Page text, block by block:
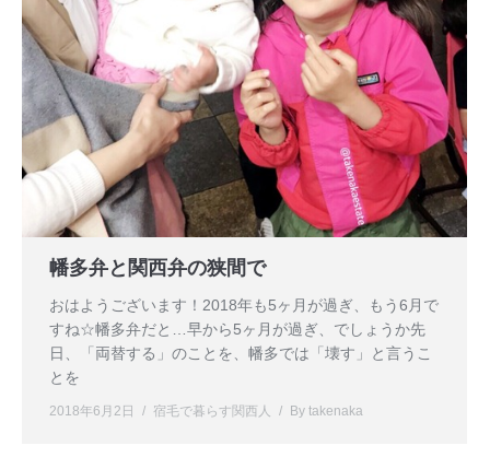
幡多弁と関西弁の狭間で
おはようございます！2018年も5ヶ月が過ぎ、もう6月で
すね☆幡多弁だと…早から5ヶ月が過ぎ、でしょうか先
日、「両替する」のことを、幡多では「壊す」と言うこ
とを
2018年6月2日 宿毛で暮らす関西人 By takenaka